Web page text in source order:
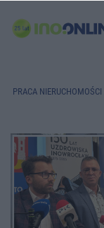
PRACA NIERUCHOMOŚCI